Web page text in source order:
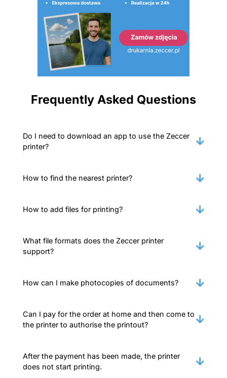
Frequently Asked Questions
Do I need to download an app to use the Zeccer
printer?
How to find the nearest printer?
How to add files for printing?
What file formats does the Zeccer printer
support?
How can I make photocopies of documents?
Can I pay for the order at home and then come to
the printer to authorise the printout?
After the payment has been made, the printer
does not start printing.